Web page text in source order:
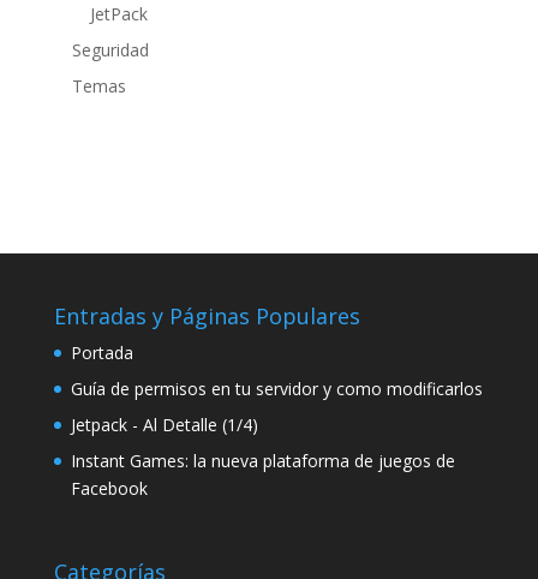
JetPack
Seguridad
Temas
Entradas y Páginas Populares
Portada
Guía de permisos en tu servidor y como modificarlos
Jetpack - Al Detalle (1/4)
Instant Games: la nueva plataforma de juegos de
Facebook
Categorías